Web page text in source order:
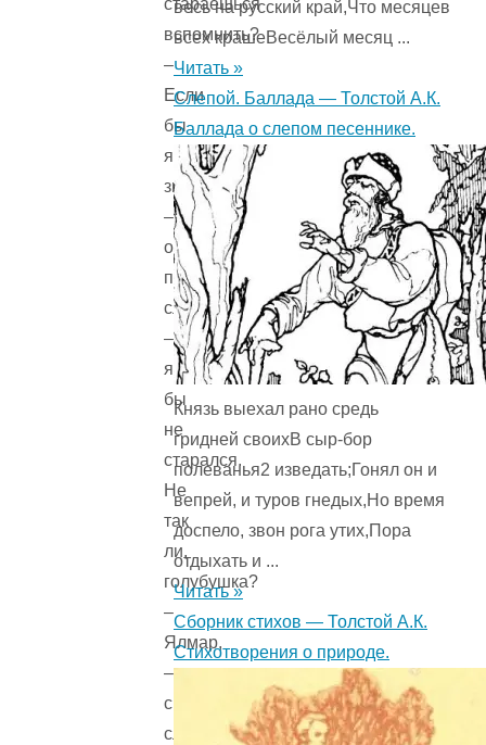
стараешься
вспомнить?
–
Если
бы
я
знал,
–
ответил
папа-
слон,
–
я
бы
не
старался.
Не
так
ли,
голубушка?
–
Ялмар,
–
сказала
слониха-
весь на русский край,Что месяцев
всех крашеВесёлый месяц ...
Читать »
Слепой. Баллада — Толстой А.К.
Баллада о слепом песеннике.
Князь выехал рано средь
гридней своихВ сыр-бор
полеванья2 изведать;Гонял он и
вепрей, и туров гнедых,Но время
доспело, звон рога утих,Пора
отдыхать и ...
Читать »
Сборник стихов — Толстой А.К.
Стихотворения о природе.